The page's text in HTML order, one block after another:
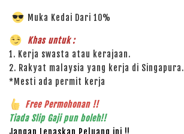
Muka Kedai Dari 10%
Khas untuk :
1. Kerja swasta atau kerajaan.
2. Rakyat malaysia yang kerja di Singapura.
*Mesti ada permit kerja
Free Permohonan !!
Tiada Slip Gaji pun boleh!!
Jangan Lepaskan Peluang ini !!